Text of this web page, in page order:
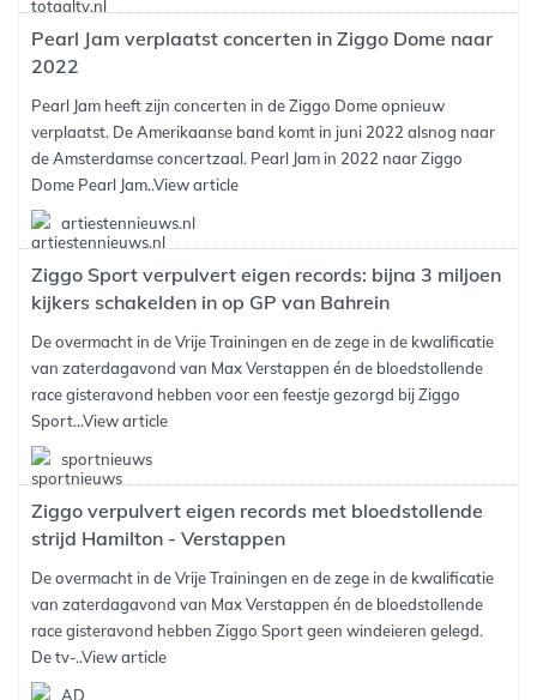
Pearl Jam verplaatst concerten in Ziggo Dome naar
2022
Pearl Jam heeft zijn concerten in de Ziggo Dome opnieuw
verplaatst. De Amerikaanse band komt in juni 2022 alsnog naar
de Amsterdamse concertzaal. Pearl Jam in 2022 naar Ziggo
Dome Pearl Jam..View article
artiestennieuws.nl
Ziggo Sport verpulvert eigen records: bijna 3 miljoen
kijkers schakelden in op GP van Bahrein
De overmacht in de Vrije Trainingen en de zege in de kwalificatie
van zaterdagavond van Max Verstappen én de bloedstollende
race gisteravond hebben voor een feestje gezorgd bij Ziggo
Sport...View article
sportnieuws
Ziggo verpulvert eigen records met bloedstollende
strijd Hamilton - Verstappen
De overmacht in de Vrije Trainingen en de zege in de kwalificatie
van zaterdagavond van Max Verstappen én de bloedstollende
race gisteravond hebben Ziggo Sport geen windeieren gelegd.
De tv-..View article
AD